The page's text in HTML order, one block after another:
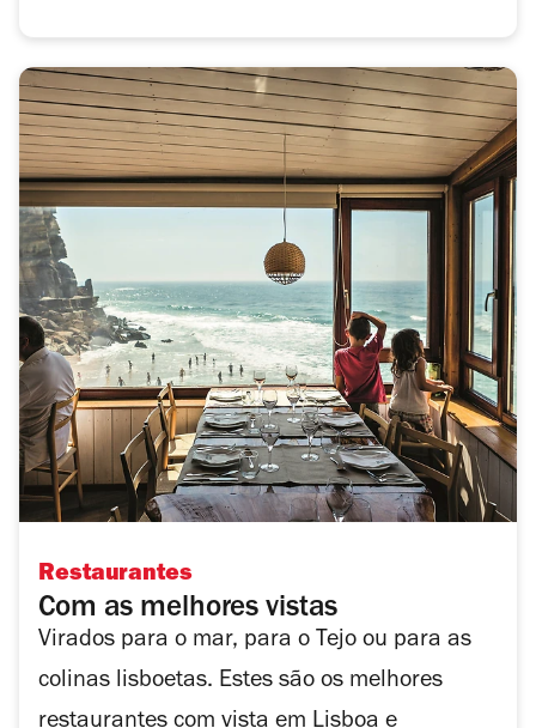
Restaurantes
Com as melhores vistas
Virados para o mar, para o Tejo ou para as
colinas lisboetas. Estes são os melhores
restaurantes com vista em Lisboa e